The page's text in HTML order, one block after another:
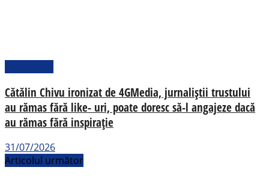
Cătălin Chivu ironizat de 4GMedia, jurnaliștii trustului
au rămas fără like- uri, poate doresc să-l angajeze dacă
au rămas fără inspirație
31/07/2026
Articolul următor